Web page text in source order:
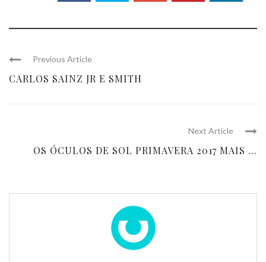
Previous Article
CARLOS SAINZ JR E SMITH
Next Article
OS ÓCULOS DE SOL PRIMAVERA 2017 MAIS ...